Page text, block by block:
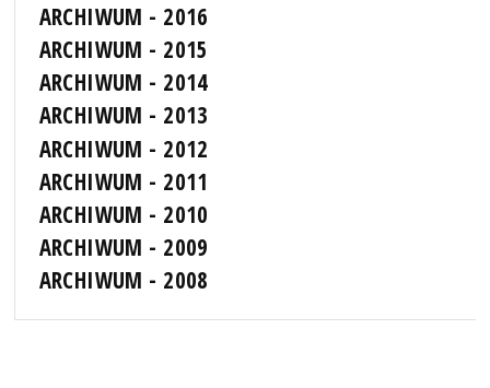
ARCHIWUM - 2016
ARCHIWUM - 2015
ARCHIWUM - 2014
ARCHIWUM - 2013
ARCHIWUM - 2012
ARCHIWUM - 2011
ARCHIWUM - 2010
ARCHIWUM - 2009
ARCHIWUM - 2008